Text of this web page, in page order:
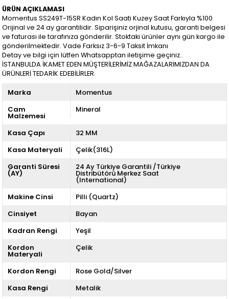
ÜRÜN AÇIKLAMASI
Momentus SS249T-15SR Kadın Kol Saati Kuzey Saat Farkıyla %100
Orijinal ve 24 ay garantilidir. Siparişiniz orjinal kutusu, garanti belgesi
ve faturası ile tarafınıza gönderilir. Stoktaki ürünler aynı gün kargo ile
gönderilmektedir. Vade Farksız 3-6-9 Taksit İmkanı
Detay ve bilgi için lütfen Whatsapptan iletişime geçiniz..
İSTANBULDA İKAMET EDEN MÜŞTERİLERİMİZ MAĞAZALARIMIZDAN DA
ÜRÜNLERİ TEDARİK EDEBİLİRLER.
Marka
Momentus
Cam
Malzemesi
Mineral
Kasa Çapı
32 MM
Kasa Materyali
Çelik(316L)
Garanti Süresi
(AY)
24 Ay Türkiye Garantili /Türkiye
Distribütörü Merkez Saat
(International)
Makine Cinsi
Pilli (Quartz)
Cinsiyet
Bayan
Kadran Rengi
Yeşil
Kordon
Materyali
Çelik
Kordon Rengi
Rose Gold/Silver
Kasa Rengi
Metalik